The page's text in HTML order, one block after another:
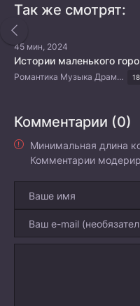
Так же смотрят:
45 мин, 2024
Романтика Музыка Драма Китайские дорамы
Комментарии (0)
Минимальная длина
Комментарии